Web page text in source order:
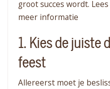
groot succes wordt.
meer informatie
1. Kies de juiste
feest
Allereerst moet je